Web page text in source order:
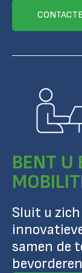
BENT U
Sluit u
samen de